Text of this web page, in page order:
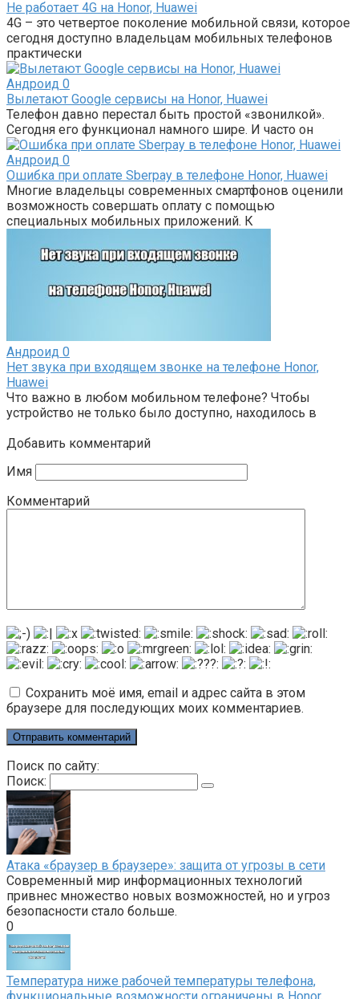
Не работает 4G на Honor, Huawei
4G – это четвертое поколение мобильной связи, которое
сегодня доступно владельцам мобильных телефонов
практически
Андроид 0
Вылетают Google сервисы на Honor, Huawei
Телефон давно перестал быть простой «звонилкой».
Сегодня его функционал намного шире. И часто он
Андроид 0
Ошибка при оплате Sberpay в телефоне Honor, Huawei
Многие владельцы современных смартфонов оценили
возможность совершать оплату с помощью
специальных мобильных приложений. К
Андроид 0
Нет звука при входящем звонке на телефоне Honor,
Huawei
Что важно в любом мобильном телефоне? Чтобы
устройство не только было доступно, находилось в
Добавить комментарий
Имя
Комментарий
Сохранить моё имя, email и адрес сайта в этом
браузере для последующих моих комментариев.
Поиск по сайту:
Поиск:
Атака «браузер в браузере»: защита от угрозы в сети
Современный мир информационных технологий
привнес множество новых возможностей, но и угроз
безопасности стало больше.
0
Температура ниже рабочей температуры телефона,